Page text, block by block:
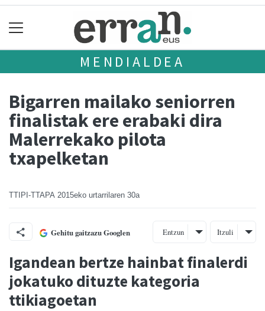
MENDIALDEA
Bigarren mailako seniorren
finalistak ere erabaki dira
Malerrekako pilota
txapelketan
TTIPI-TTAPA 2015eko urtarrilaren 30a
Gehitu gaitzazu Googlen Entzun Itzuli
Igandean bertze hainbat finalerdi
jokatuko dituzte kategoria
ttikiagoetan